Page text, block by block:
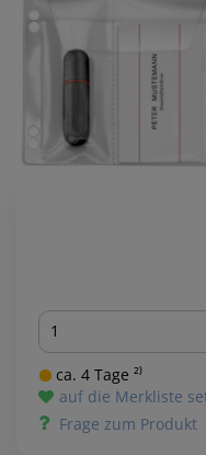
Menge
ca. 4 Tage ²⁾
auf die Merkliste
Frage zum Produkt